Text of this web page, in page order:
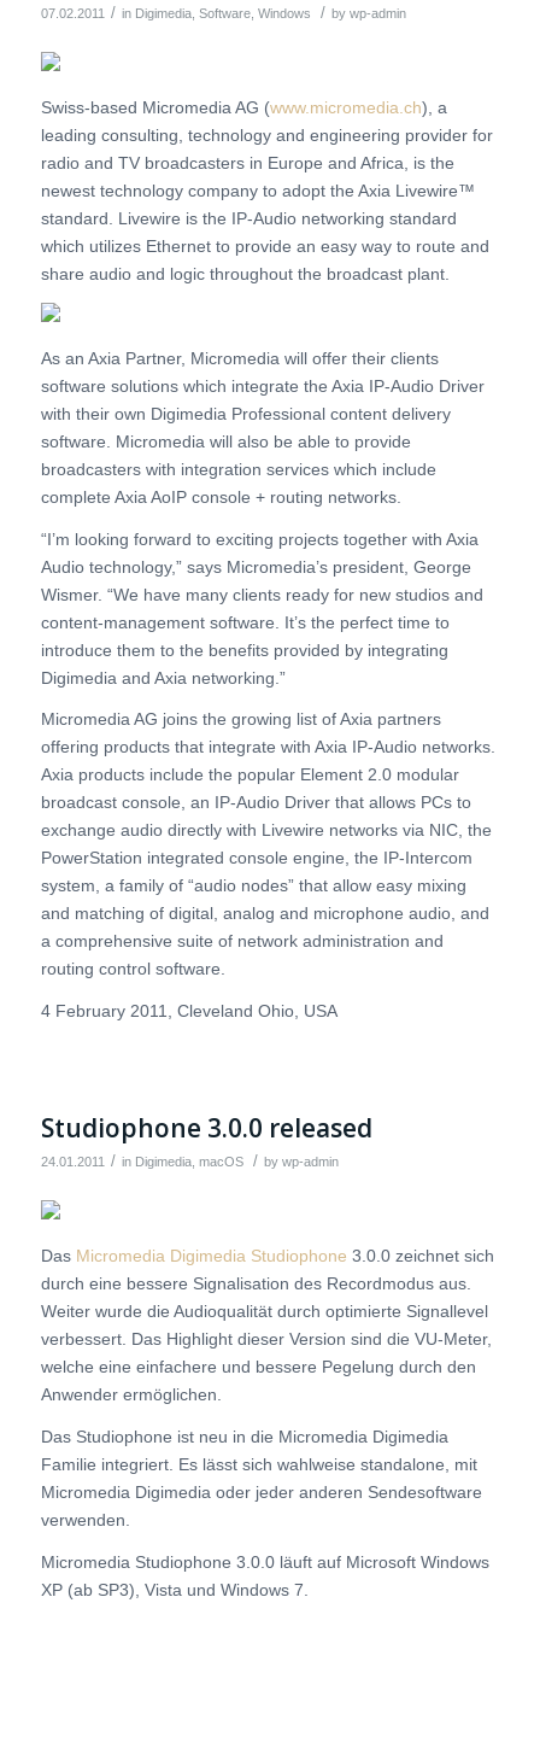
07.02.2011 / in Digimedia, Software, Windows / by wp-admin
Swiss-based Micromedia AG (www.micromedia.ch), a
leading consulting, technology and engineering provider for
radio and TV broadcasters in Europe and Africa, is the
newest technology company to adopt the Axia Livewire™
standard. Livewire is the IP-Audio networking standard
which utilizes Ethernet to provide an easy way to route and
share audio and logic throughout the broadcast plant.
As an Axia Partner, Micromedia will offer their clients
software solutions which integrate the Axia IP-Audio Driver
with their own Digimedia Professional content delivery
software. Micromedia will also be able to provide
broadcasters with integration services which include
complete Axia AoIP console + routing networks.
“I’m looking forward to exciting projects together with Axia
Audio technology,” says Micromedia’s president, George
Wismer. “We have many clients ready for new studios and
content-management software. It’s the perfect time to
introduce them to the benefits provided by integrating
Digimedia and Axia networking.”
Micromedia AG joins the growing list of Axia partners
offering products that integrate with Axia IP-Audio networks.
Axia products include the popular Element 2.0 modular
broadcast console, an IP-Audio Driver that allows PCs to
exchange audio directly with Livewire networks via NIC, the
PowerStation integrated console engine, the IP-Intercom
system, a family of “audio nodes” that allow easy mixing
and matching of digital, analog and microphone audio, and
a comprehensive suite of network administration and
routing control software.
4 February 2011, Cleveland Ohio, USA
Studiophone 3.0.0 released
24.01.2011 / in Digimedia, macOS / by wp-admin
Das Micromedia Digimedia Studiophone 3.0.0 zeichnet sich
durch eine bessere Signalisation des Recordmodus aus.
Weiter wurde die Audioqualität durch optimierte Signallevel
verbessert. Das Highlight dieser Version sind die VU-Meter,
welche eine einfachere und bessere Pegelung durch den
Anwender ermöglichen.
Das Studiophone ist neu in die Micromedia Digimedia
Familie integriert. Es lässt sich wahlweise standalone, mit
Micromedia Digimedia oder jeder anderen Sendesoftware
verwenden.
Micromedia Studiophone 3.0.0 läuft auf Microsoft Windows
XP (ab SP3), Vista und Windows 7.